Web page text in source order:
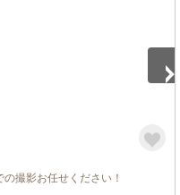
撮影お任せください！